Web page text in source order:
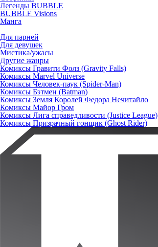
Легенды BUBBLE
BUBBLE Visions
Манга
Для парней
Для девушек
Мистика/ужасы
Другие жанры
Комиксы Гравити Фолз (Gravity Falls)
Комиксы Marvel Universe
Комиксы Человек-паук (Spider-Man)
Комиксы Бэтмен (Batman)
Комиксы Земля Королей Федора Нечитайло
Комиксы Майор Гром
Комиксы Лига справедливости (Justice League)
Комиксы Призрачный гонщик (Ghost Rider)